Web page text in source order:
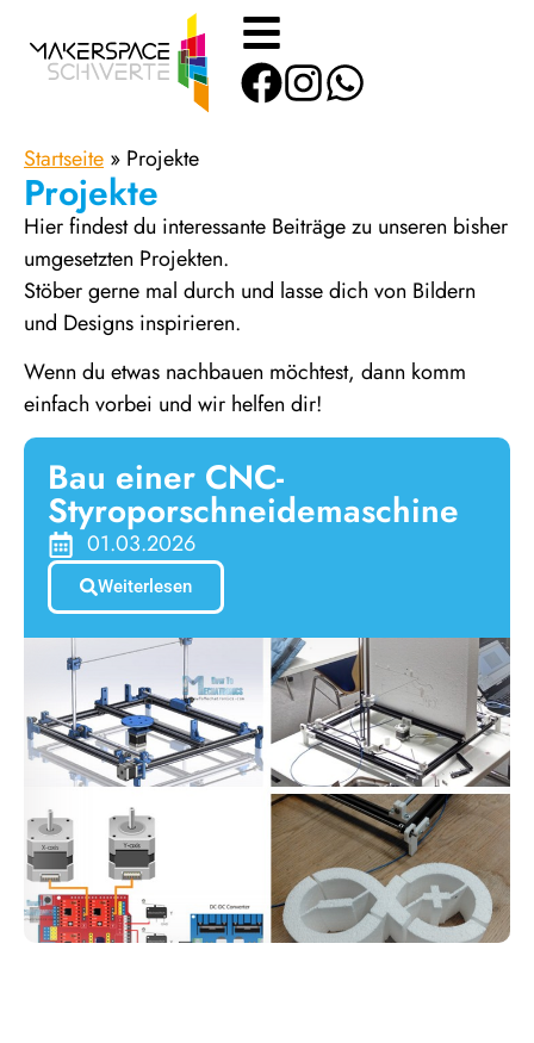
Startseite » Projekte
Projekte
Hier findest du interessante Beiträge zu unseren bisher
umgesetzten Projekten.
Stöber gerne mal durch und lasse dich von Bildern
und Designs inspirieren.
Wenn du etwas nachbauen möchtest, dann komm
einfach vorbei und wir helfen dir!
Bau einer CNC-
Styroporschneidemaschine
01.03.2026
Weiterlesen